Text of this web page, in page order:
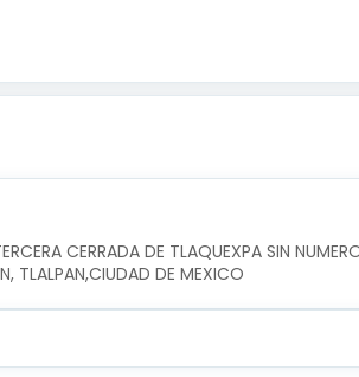
CERRADA DE TLAQUEXPA SIN
TLALPAN,CIUDAD DE MEXICO